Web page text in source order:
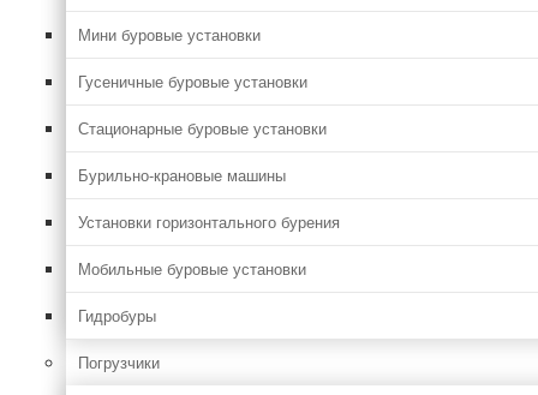
Мини буровые установки
Гусеничные буровые установки
Стационарные буровые установки
Бурильно-крановые машины
Установки горизонтального бурения
Мобильные буровые установки
Гидробуры
Погрузчики